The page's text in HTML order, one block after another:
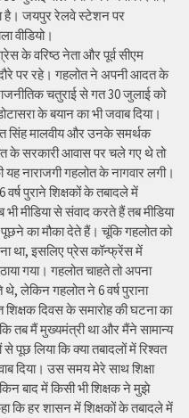
है। जयपुर रेलवे स्टेशन पर
वीडियो।
के वरिष्ठ नेता और पूर्व सीएम
पर रहे। गहलोत ने अपनी आदत के
चतुराई से गत 30 जुलाई को
के बयान का भी जवाब दिया।
सिंह मालवीय और उनके समर्थक
के सरकारी आवास पर चले गए थे तो
यह नाराजगी गहलोत के नागवार लगी।
पुराने शिक्षकों के तबादले में
मीडिया से संवाद करते हैं तब मीडिया
का मौका देते हैं। चूंकि गहलोत को
था, इसलिए प्रेस कॉन्फ्रेंस में
गया। गहलोत चाहते तो अपना
लेकिन गहलोत ने 6 वर्ष पुराना
दिवस के समारोह की घटना का
तब मैं मुख्यमंत्री था और मैंने सामान्य
पूछ लिया कि क्या तबादलों में रिश्वत
दिया। उस समय मेरे साथ शिक्षा
बाद में किसी भी शिक्षक ने मुझे
कि हर शासन में शिक्षकों के तबादले में